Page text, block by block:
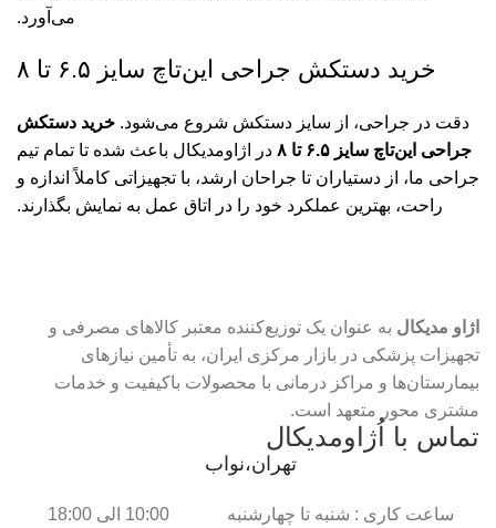
می‌آورد.
خرید دستکش جراحی این‌تاچ سایز ۶.۵ تا ۸
دقت در جراحی، از سایز دستکش شروع می‌شود. خرید دستکش
جراحی این‌تاچ سایز ۶.۵ تا ۸
در اژاومدیکال باعث شده تا تمام تیم
جراحی ما، از دستیاران تا جراحان ارشد، با تجهیزاتی کاملاً اندازه و
راحت، بهترین عملکرد خود را در اتاق عمل به نمایش بگذارند.
اژاو مدیکال به عنوان یک توزیع‌کننده معتبر کالاهای مصرفی و
تجهیزات پزشکی در بازار مرکزی ایران، به تأمین نیازهای
بیمارستان‌ها و مراکز درمانی با محصولات باکیفیت و خدمات
مشتری محور متعهد است.
تماس با اُژاومدیکال
تهران،نواب
ساعت کاری : شنبه تا چهارشنبه 10:00 الی 18:00